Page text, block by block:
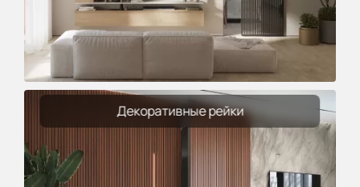
Декоративные рейки